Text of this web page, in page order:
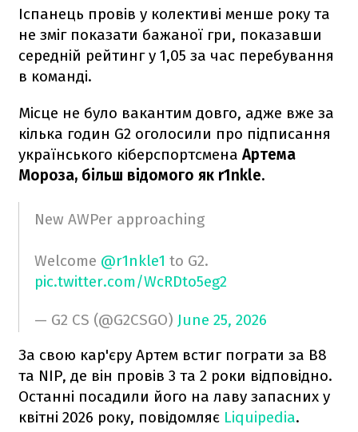
Іспанець провів у колективі менше року та
не зміг показати бажаної гри, показавши
середній рейтинг у 1,05 за час перебування
в команді.
Місце не було вакантим довго, адже вже за
кілька годин G2 оголосили про підписання
українського кіберспортсмена Артема
Мороза, більш відомого як r1nkle.
New AWPer approaching ️
Welcome @r1nkle1 to G2.
pic.twitter.com/WcRDto5eg2
— G2 CS (@G2CSGO) June 25, 2026
За свою кар'єру Артем встиг пограти за B8
та NIP, де він провів 3 та 2 роки відповідно.
Останні посадили його на лаву запасних у
квітні 2026 року, повідомляє Liquipedia.